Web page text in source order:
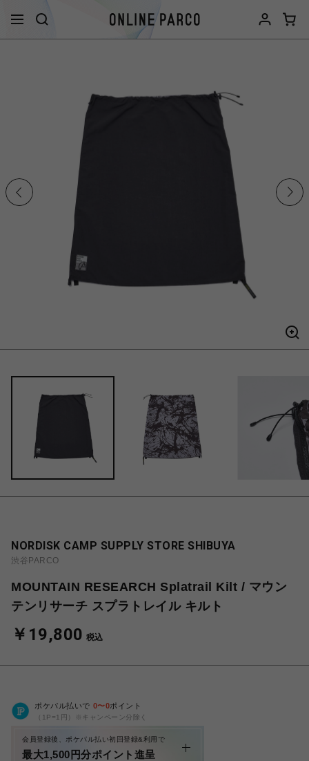
NORDISK CAMP SUPPLY STORE SHIBUYA
渋谷PARCO
MOUNTAIN RESEARCH Splatrail Kilt / マウン
テンリサーチ スプラトレイル キルト
￥19,800 税込
ポケパル払いで 0〜0ポイント
（1P=1円）※キャンペーン分除く
会員登録後、ポケパル払い初回登録&利用で
最大1,500円分ポイント進呈